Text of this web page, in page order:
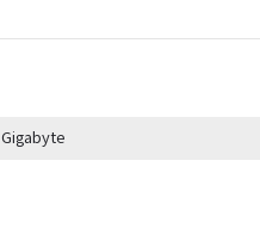
Gigabyte